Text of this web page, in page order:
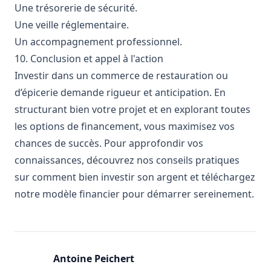
Une trésorerie de sécurité.
Une veille réglementaire.
Un accompagnement professionnel.
10. Conclusion et appel à l'action
Investir dans un commerce de restauration ou
d’épicerie demande rigueur et anticipation. En
structurant bien votre projet et en explorant toutes
les options de financement, vous maximisez vos
chances de succès. Pour approfondir vos
connaissances, découvrez nos conseils pratiques
sur comment bien investir son argent et téléchargez
notre modèle financier pour démarrer sereinement.
Antoine Peichert